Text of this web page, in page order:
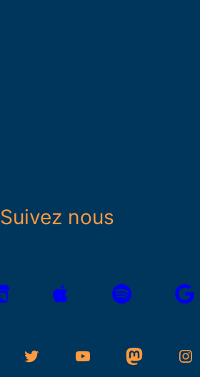
Suivez nous
Twitter YouTube Mastodon Instagram